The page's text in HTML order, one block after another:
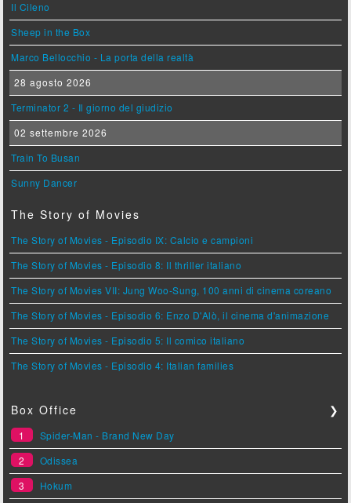
Il Cileno
Sheep in the Box
Marco Bellocchio - La porta della realtà
28 agosto 2026
Terminator 2 - Il giorno del giudizio
02 settembre 2026
Train To Busan
Sunny Dancer
The Story of Movies
The Story of Movies - Episodio IX: Calcio e campioni
The Story of Movies - Episodio 8: Il thriller italiano
The Story of Movies VII: Jung Woo-Sung, 100 anni di cinema coreano
The Story of Movies - Episodio 6: Enzo D'Alò, il cinema d'animazione
The Story of Movies - Episodio 5: Il comico italiano
The Story of Movies - Episodio 4: Italian families
Box Office ❯
1
Spider-Man - Brand New Day
2
Odissea
3
Hokum